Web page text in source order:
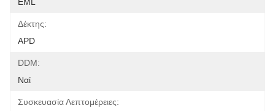
Δέκτης:
APD
DDM:
Ναί
Συσκευασία Λεπτομέρειες: